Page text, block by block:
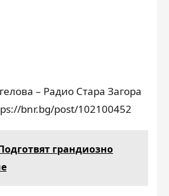
– Радио Стара Загора
bnr.bg/post/102100452
грандиозно